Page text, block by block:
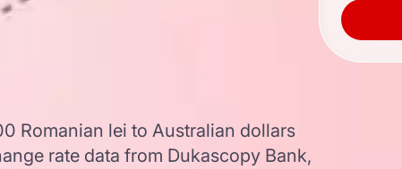
Romanian lei to Australian dollars
rate data from Dukascopy Bank,